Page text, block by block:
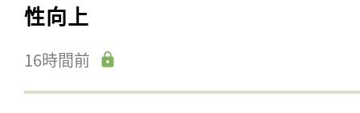
性向上
16時間前